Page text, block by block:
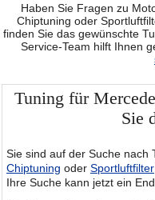
Haben Sie Fragen zu
Chiptuning oder
finden Sie das gewünschte
Service-Team hilft Ihnen
Tuning für
Sie
Sie sind auf der Suche nach
Chiptuning oder Sportluftfilter
Ihre Suche kann jetzt ein